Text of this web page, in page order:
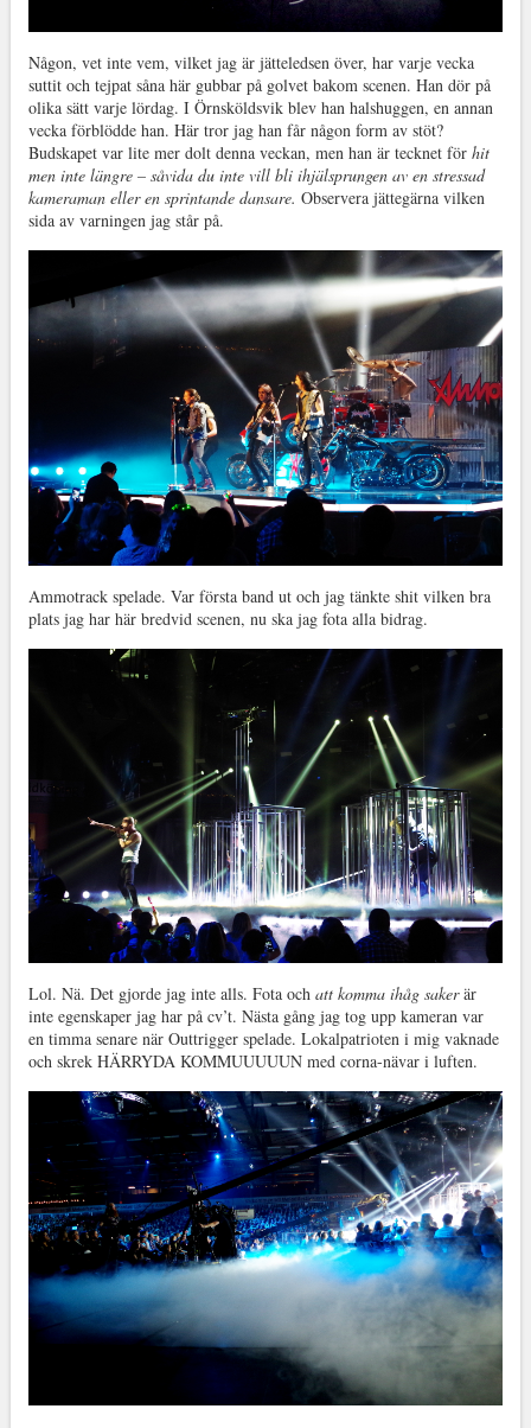
Någon, vet inte vem, vilket jag är jätteledsen över, har varje vecka
suttit och tejpat såna här gubbar på golvet bakom scenen. Han dör på
olika sätt varje lördag. I Örnsköldsvik blev han halshuggen, en annan
vecka förblödde han. Här tror jag han får någon form av stöt?
Budskapet var lite mer dolt denna veckan, men han är tecknet för hit
men inte längre – såvida du inte vill bli ihjälsprungen av en stressad
kameraman eller en sprintande dansare. Observera jättegärna vilken
sida av varningen jag står på.
Ammotrack spelade. Var första band ut och jag tänkte shit vilken bra
plats jag har här bredvid scenen, nu ska jag fota alla bidrag.
Lol. Nä. Det gjorde jag inte alls. Fota och att komma ihåg sakerär
inte egenskaper jag har på cv’t. Nästa gång jag tog upp kameran var
en timma senare när Outtrigger spelade. Lokalpatrioten i mig vaknade
och skrek HÄRRYDA KOMMUUUUUN med corna-nävar i luften.